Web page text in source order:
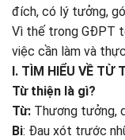
đích, có lý tưởng,
Vì thế trong GĐPT
việc cần làm và
I. TÌM HIỂU VỀ TỪ
Từ thiện là gì?
Từ: Thương tưởng,
Bi: Đau xót trước